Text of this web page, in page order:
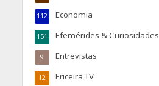
Economia
112
Efemérides & Curiosidades
151
Entrevistas
9
Ericeira TV
12